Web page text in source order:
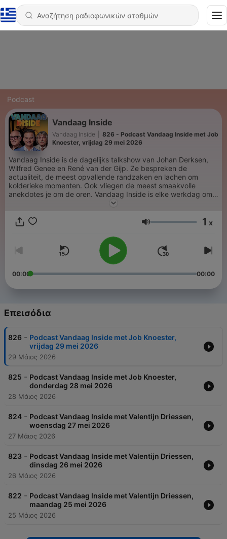
Podcast
Vandaag Inside
Vandaag Inside
826 - Podcast Vandaag Inside met Job
Knoester, vrijdag 29 mei 2026
Vandaag Inside is de dagelijks talkshow van Johan Derksen,
Wilfred Genee en René van der Gijp. Ze bespreken de
actualiteit, de meest opvallende randzaken en lachen om
kolderieke momenten. Ook vliegen de meest smaakvolle
anekdotes je om de oren. Vandaag Inside is elke werkdag om
21:35 uur te zien op SBS6 en terug te luisteren via deze
Ένταση 1 x
00:00 00:00
Επεισόδια
826 - Podcast Vandaag Inside met Job Knoester,
vrijdag 29 mei 2026
29 Μάιος 2026
825 - Podcast Vandaag Inside met Job Knoester,
donderdag 28 mei 2026
28 Μάιος 2026
824 - Podcast Vandaag Inside met Valentijn Driessen,
woensdag 27 mei 2026
27 Μάιος 2026
823 - Podcast Vandaag Inside met Valentijn Driessen,
dinsdag 26 mei 2026
26 Μάιος 2026
822 - Podcast Vandaag Inside met Valentijn Driessen,
maandag 25 mei 2026
25 Μάιος 2026